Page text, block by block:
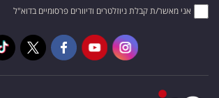
אני מאשר/ת קבלת ניוזלטרים ודיוורים פרסומיים בדוא"ל